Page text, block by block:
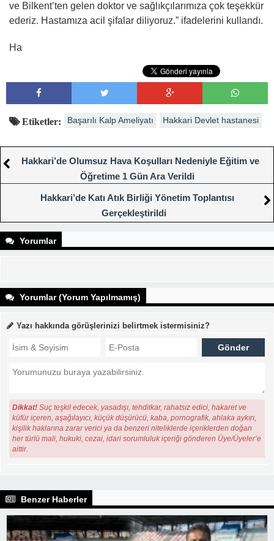
ve Bilkent’ten gelen doktor ve sağlıkçılarımıza çok teşekkür
ederiz. Hastamıza acil şifalar diliyoruz.” ifadelerini kullandı.
Ha
Etiketler: Başarılı Kalp Ameliyatı Hakkari Devlet hastanesi
Hakkari’de Olumsuz Hava Koşulları Nedeniyle Eğitim ve
Öğretime 1 Gün Ara Verildi
Hakkari’de Katı Atık Birliği Yönetim Toplantısı
Gerçekleştirildi
Yorumlar
Yorumlar (Yorum Yapılmamış)
Yazı hakkında görüşlerinizi belirtmek istermisiniz?
Dikkat! Suç teşkil edecek, yasadışı, tehditkar, rahatsız edici, hakaret ve
küfür içeren, aşağılayıcı, küçük düşürücü, kaba, pornografik, ahlaka aykırı,
kişilik haklarına zarar verici ya da benzeri niteliklerde içeriklerden doğan
her türlü mali, hukuki, cezai, idari sorumluluk içeriği gönderen Üye/Üyeler’e
aittir.
Benzer Haberler